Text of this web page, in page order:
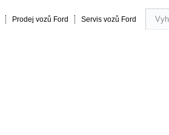
Prodej vozů Ford Servis vozů Ford